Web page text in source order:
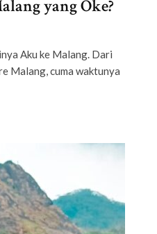
yang Oke?
Aku ke Malang. Dari
Malang, cuma waktunya